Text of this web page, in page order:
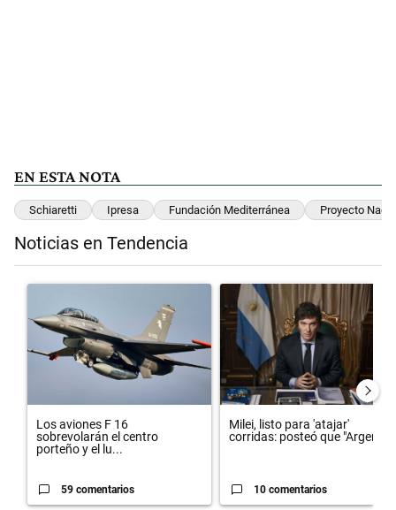
EN ESTA NOTA
Schiaretti Ipresa Fundación Mediterránea Proyecto
Noticias en Tendencia
Un artículo de tendencia con el título "Los aviones F 16
Los aviones F 16
sobrevolarán el centro
porteño y el lu...
59 comentarios
Un artículo de tendencia con el
Milei, listo para 'atajar'
corridas: posteó que "Argent...
10 comentarios